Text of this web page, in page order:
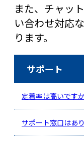
サポート
定着率は高いです
サポート窓口はあ
また、チャッ
い合わせ対応
ります。